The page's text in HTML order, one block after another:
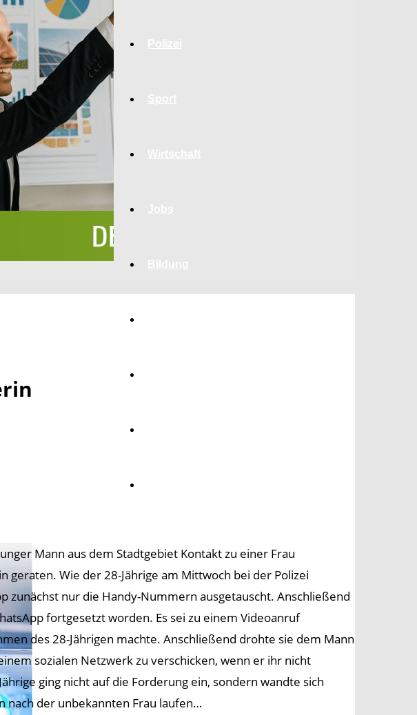
Mann aus dem Stadtgebiet Kontakt zu einer Frau
geraten. Wie der 28-Jährige am Mittwoch bei der Polizei
zunächst nur die Handy-Nummern ausgetauscht. Anschließend
fortgesetzt worden. Es sei zu einem Videoanruf
des 28-Jährigen machte. Anschließend drohte sie dem Mann
sozialen Netzwerk zu verschicken, wenn er ihr nicht
ging nicht auf die Forderung ein, sondern wandte sich
nach der unbekannten Frau laufen…